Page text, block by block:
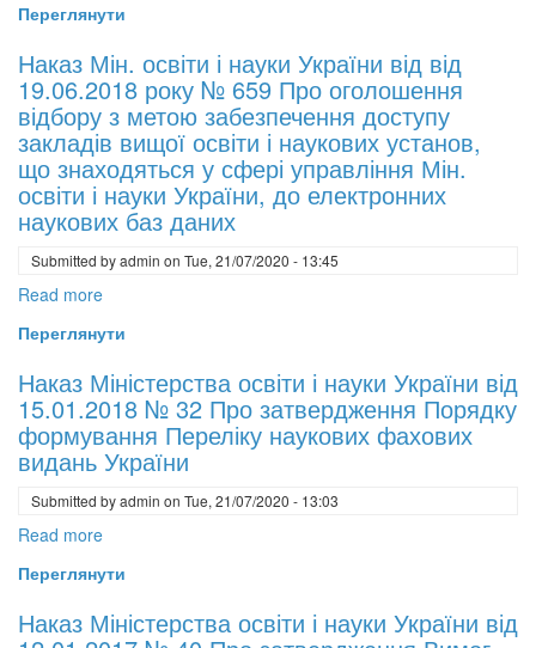
Вимог
щодо
безпеки
та
захисту
здоров’я
працівників
під
час
роботи
пристроями
Міністерства
освіти
і
науки
України
від
від
04.07.2018
року
№
затвердження
Регламенту
роботи
Національного
репозитарію
академічних
текстів
Переглянути
Наказ Мін. освіти і науки України від від
19.06.2018 року № 659 Про оголошення
відбору з метою забезпечення доступу
закладів вищої освіти і наукових установ,
що знаходяться у сфері управління Мін.
освіти і науки України, до електронних
наукових баз даних
Submitted byadmin on Tue, 21/07/2020 - 13:45
Read more
Мін.
освіти
і
науки
України
від
від
№
659
Про
Переглянути
Наказ Міністерства освіти і науки України від
15.01.2018 № 32 Про затвердження Порядку
формування Переліку наукових фахових
видань України
Submitted byadmin on Tue, 21/07/2020 - 13:03
Read more
Міністерства
освіти
і
Переглянути
Наказ Міністерства освіти і науки України від